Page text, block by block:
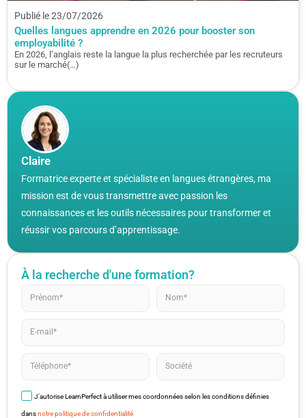
Claire
Formatrice experte et spécialiste en langues étrangères, ma
mission est de vous transmettre avec passion les
connaissances et les outils nécessaires pour transformer et
réussir vos parcours d’apprentissage.
À la recherche d'une formation?
J'autorise LearnPerfect à utiliser mes coordonnées selon les conditions définies
dansnotre politique de confidentialité
Publié le 23/07/2026
Quelles langues apprendre en 2026 pour booster son
employabilité ?
En 2026, l’anglais reste la langue la plus recherchée par les recruteurs
sur le marché(…)